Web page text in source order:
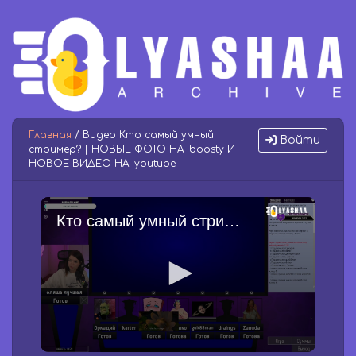
Войти
Главная / Видео Кто самый умный
стример? | НОВЫЕ ФОТО НА !boosty И
НОВОЕ ВИДЕО НА !youtube
Кто самый умный стример? | НОВЫЕ ФОТО НА !boosty И НОВОЕ ВИДЕО НА !youtube